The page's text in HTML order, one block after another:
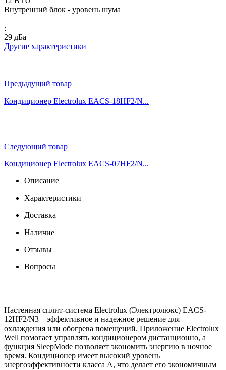
Внутренний блок - уровень шума
:
29 дБа
Другие характеристики
Предыдущий товар
Кондиционер Electrolux EACS-18HF2/N...
Следующий товар
Кондиционер Electrolux EACS-07HF2/N...
Описание
Характеристики
Доставка
Наличие
Отзывы
Вопросы
Настенная сплит-система Electrolux (Электролюкс) EACS-
12HF2/N3 – эффективное и надежное решение для
охлаждения или обогрева помещений. Приложение Electrolux
Well помогает управлять кондиционером дистанционно, а
функция SleepMode позволяет экономить энергию в ночное
время. Кондиционер имеет высокий уровень
энергоэффективности класса A, что делает его экономичным